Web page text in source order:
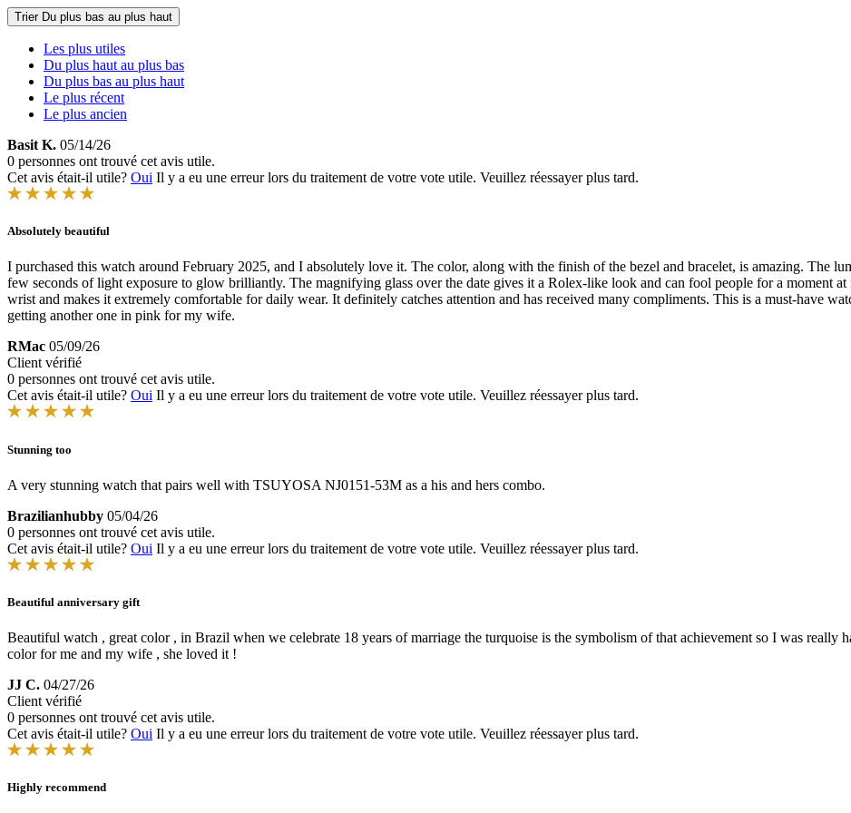
Trier Du plus bas au plus haut
Les plus utiles
Du plus haut au plus bas
Du plus bas au plus haut
Le plus récent
Le plus ancien
Basit K. 05/14/26
0 personnes ont trouvé cet avis utile.
Cet avis était-il utile? Oui Il y a eu une erreur lors du traitement de votre vote utile. Veuillez réessayer plus tard.
Absolutely beautiful
I purchased this watch around February 2025, and I absolutely love it. The color, along with the finish of the bezel and bracelet, is amazing. The
few seconds of light exposure to glow brilliantly. The magnifying glass over the date gives it a Rolex-like look and can fool people for a moment
wrist and makes it extremely comfortable for daily wear. It definitely catches attention and has received many compliments. This is a must-have
getting another one in pink for my wife.
RMac 05/09/26
Client vérifié
0 personnes ont trouvé cet avis utile.
Cet avis était-il utile? Oui Il y a eu une erreur lors du traitement de votre vote utile. Veuillez réessayer plus tard.
Stunning too
A very stunning watch that pairs well with TSUYOSA NJ0151-53M as a his and hers combo.
Brazilianhubby 05/04/26
0 personnes ont trouvé cet avis utile.
Cet avis était-il utile? Oui Il y a eu une erreur lors du traitement de votre vote utile. Veuillez réessayer plus tard.
Beautiful anniversary gift
Beautiful watch , great color , in Brazil when we celebrate 18 years of marriage the turquoise is the symbolism of that achievement so I was really
color for me and my wife , she loved it !
JJ C. 04/27/26
Client vérifié
0 personnes ont trouvé cet avis utile.
Cet avis était-il utile? Oui Il y a eu une erreur lors du traitement de votre vote utile. Veuillez réessayer plus tard.
Highly recommend